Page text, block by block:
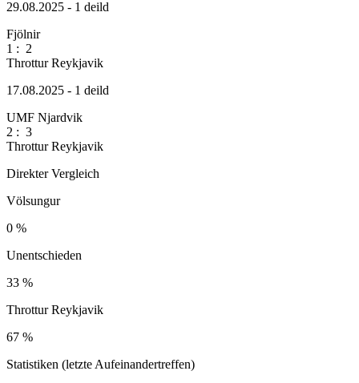
29.08.2025 - 1 deild
Fjölnir
1 : 2
Throttur Reykjavik
17.08.2025 - 1 deild
UMF Njardvik
2 : 3
Throttur Reykjavik
Direkter Vergleich
Völsungur
0 %
Unentschieden
33 %
Throttur Reykjavik
67 %
Statistiken (letzte Aufeinandertreffen)